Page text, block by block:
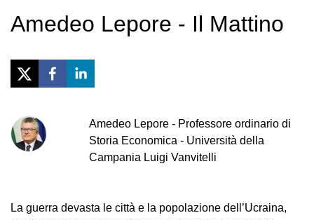
Amedeo Lepore - Il Mattino
Amedeo Lepore - Professore ordinario di
Storia Economica - Università della
Campania Luigi Vanvitelli
La guerra devasta le città e la popolazione dell’Ucraina,